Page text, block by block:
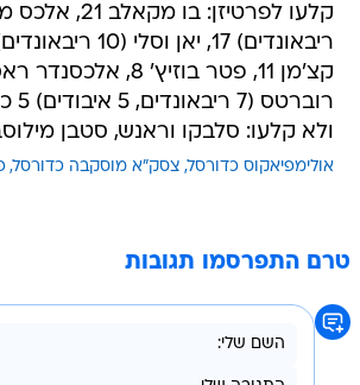
קצ'מן 11, פטר בוזיץ' 8,
ולא קלעו: סלבקו וראנש, סטבן
אולימפיאקוס כדורסל צסק"א מוסקבה כדורסל
טרם התפרסמו תגובות